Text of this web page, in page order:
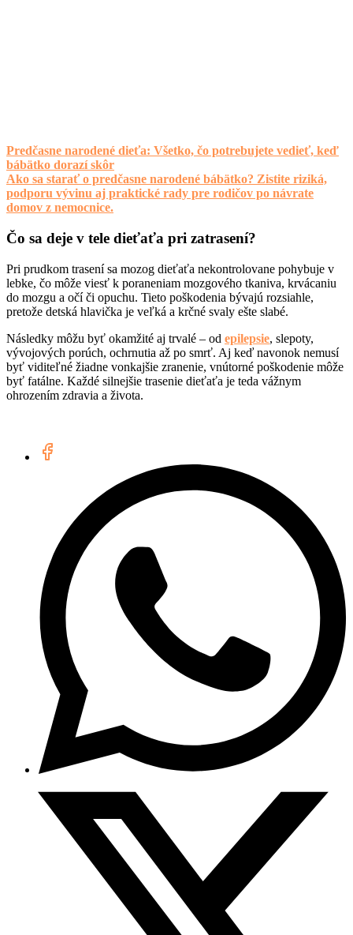
Predčasne narodené dieťa: Všetko, čo potrebujete vedieť, keď
bábätko dorazí skôr
Ako sa starať o predčasne narodené bábätko? Zistite riziká,
podporu vývinu aj praktické rady pre rodičov po návrate
domov z nemocnice.
Čo sa deje v tele dieťaťa pri zatrasení?
Pri prudkom trasení sa mozog dieťaťa nekontrolovane pohybuje v
lebke, čo môže viesť k poraneniam mozgového tkaniva, krvácaniu
do mozgu a očí či opuchu. Tieto poškodenia bývajú rozsiahle,
pretože detská hlavička je veľká a krčné svaly ešte slabé.
Následky môžu byť okamžité aj trvalé – od epilepsie, slepoty,
vývojových porúch, ochrnutia až po smrť. Aj keď navonok nemusí
byť viditeľné žiadne vonkajšie zranenie, vnútorné poškodenie môže
byť fatálne. Každé silnejšie trasenie dieťaťa je teda vážnym
ohrozením zdravia a života.